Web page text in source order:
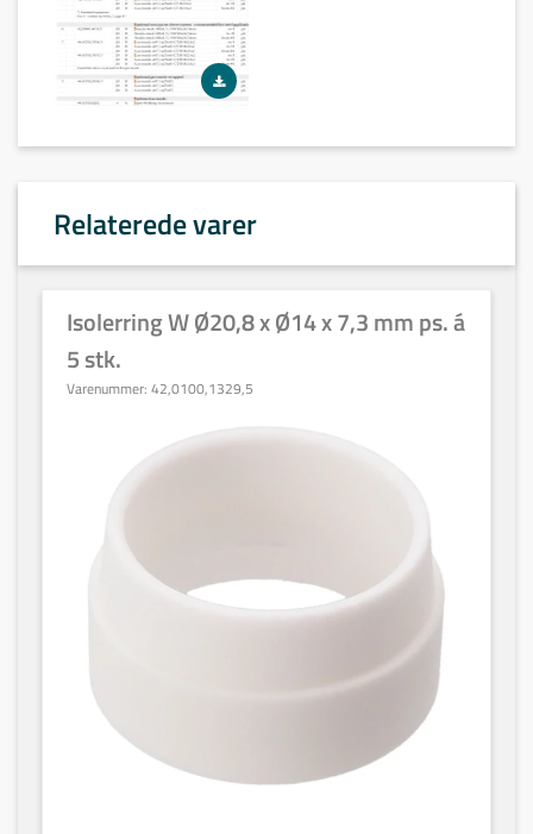
Relaterede varer
Isolerring W Ø20,8 x Ø14 x 7,3 mm ps. á
5 stk.
Varenummer: 42,0100,1329,5